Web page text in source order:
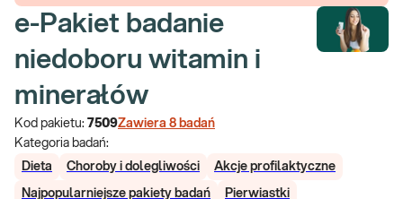
e-Pakiet badanie
niedoboru witamin i
minerałów
Kod pakietu: 7509Zawiera 8 badań
Kategoria badań:
Dieta
Choroby i dolegliwości Akcje profilaktyczne
Najpopularniejsze pakiety badań
Pierwiastki